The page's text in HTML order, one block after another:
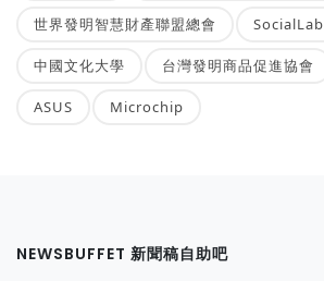
世界發明智慧財產聯盟總會 SocialLab
中國文化大學 台灣發明商品促進協會
ASUS Microchip
NEWSBUFFET 新聞稿自助吧